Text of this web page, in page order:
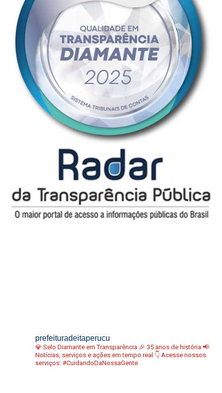
prefeituradeitaperucu
💎 Selo Diamante em Transparência 🎉 35 anos de história 📢
Notícias, serviços e ações em tempo real 👇 Acesse nossos
serviços: #CuidandoDaNossaGente